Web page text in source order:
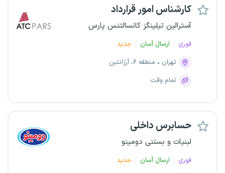
کارشناس امور قرارداد
آسترالین تیلینگز کانسالتنس پارس
فوری ارسال آسان
جدید
تهران
منطقه ۶، آرژانتین
تمام وقت
حسابرس داخلی
لبنیات و بستنی دومینو
فوری ارسال آسان
جدید